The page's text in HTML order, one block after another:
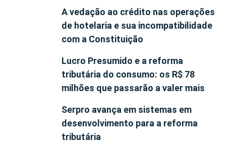
A vedação ao crédito nas operações
de hotelaria e sua incompatibilidade
com a Constituição
Lucro Presumido e a reforma
tributária do consumo: os R$ 78
milhões que passarão a valer mais
Serpro avança em sistemas em
desenvolvimento para a reforma
tributária